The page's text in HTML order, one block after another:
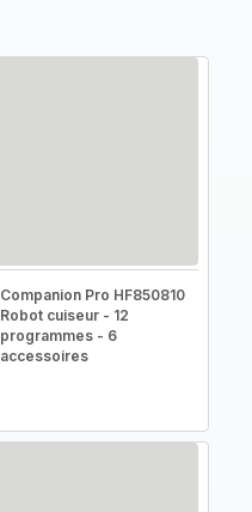
Companion Pro HF850810
Robot cuiseur - 12
programmes - 6
accessoires